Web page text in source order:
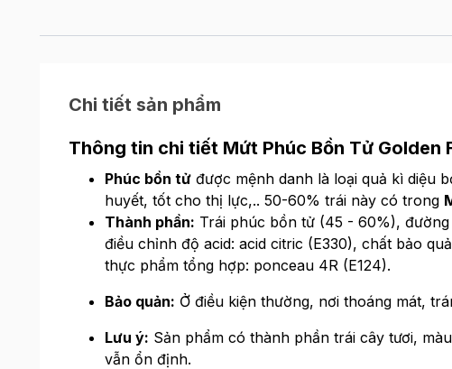
Chi tiết sản phẩm
Thông tin chi tiết Mứt Phúc Bồn Tử Golden
Phúc bồn tửđược mệnh danh là loại quả kì diệu
huyết, tốt cho thị lực,.. 50-60% trái này có trong
Thành phần: Trái phúc bồn tử (45 - 60%),
điều chỉnh độ acid: acid citric (E330), chất bảo
thực phẩm tổng hợp: ponceau 4R (E124).
Bảo quản: Ở điều kiện thường, nơi thoáng mát,
Lưu ý: Sản phẩm có thành phần trái cây tươi,
vẫn ổn định.